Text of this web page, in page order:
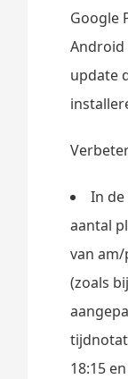
Google
update
In
aantal
van
(zoals
18:15